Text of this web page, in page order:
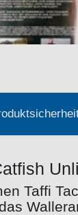
Taffi